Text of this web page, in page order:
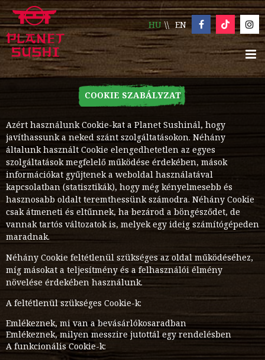
HU EN
COOKIE SZABÁLYZAT
Azért használunk Cookie-kat a Planet Sushinál, hogy
javíthassunk a neked szánt szolgáltatásokon. Néhány
általunk használt Cookie elengedhetetlen az egyes
szolgáltatások megfelelő működése érdekében, mások
információkat gyűjtenek a weboldal használatával
kapcsolatban (statisztikák), hogy még kényelmesebb és
hasznosabb oldalt teremthessünk számodra. Néhány Cookie
csak átmeneti és eltűnnek, ha bezárod a böngésződet, de
vannak tartós változatok is, melyek egy ideig számítógépeden
maradnak.
Néhány Cookie feltétlenül szükséges az oldal működéséhez,
míg másokat a teljesítmény és a felhasználói élmény
növelése érdekében használunk.
A feltétlenül szükséges Cookie-k:
Emlékeznek, mi van a bevásárlókosaradban
Emlékeznek, milyen messzire jutottál egy rendelésben
A funkcionális Cookie-k: